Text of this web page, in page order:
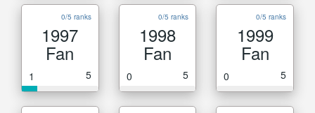
0/5 ranks
1997
Fan
1 5
0/5 ranks
1998
Fan
0 5
0/5 ranks
1999
Fan
0 5